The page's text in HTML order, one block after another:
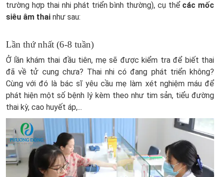
trường hợp thai nhi phát triển bình thường), cụ thể các mốc
siêu âm thai như sau:
Lần thứ nhất (6-8 tuần)
Ở lần khám thai đầu tiên, mẹ sẽ được kiểm tra để biết thai
đã về tử cung chưa? Thai nhi có đang phát triển không?
Cùng với đó là bác sĩ yêu cầu mẹ làm xét nghiệm máu để
phát hiện một số bệnh lý kèm theo như tim sản, tiểu đường
thai kỳ, cao huyết áp,...